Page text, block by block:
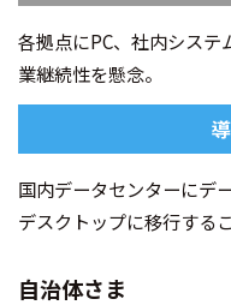
各拠点にPC、社内シス
業継続性を懸念。
国内データセンターにデ
デスクトップに移行する
自治体さま